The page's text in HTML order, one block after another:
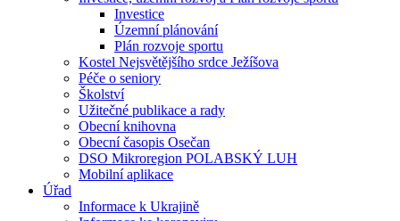
Investice
Územní plánování
Plán rozvoje sportu
Kostel Nejsvětějšího srdce Ježíšova
Péče o seniory
Školství
Užitečné publikace a rady
Obecní knihovna
Obecní časopis Osečan
DSO Mikroregion POLABSKÝ LUH
Mobilní aplikace
Úřad
Informace k Ukrajině